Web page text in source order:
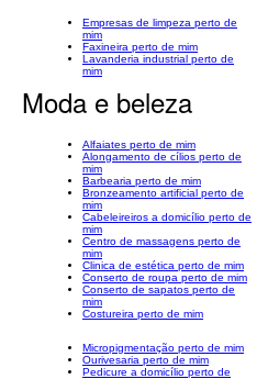
Empresas de limpeza perto de
mim
Faxineira perto de mim
Lavanderia industrial perto de
mim
Moda e beleza
Alfaiates perto de mim
Alongamento de cílios perto de
mim
Barbearia perto de mim
Bronzeamento artificial perto de
mim
Cabeleireiros a domicílio perto de
mim
Centro de massagens perto de
mim
Clinica de estética perto de mim
Conserto de roupa perto de mim
Conserto de sapatos perto de
mim
Costureira perto de mim
Micropigmentação perto de mim
Ourivesaria perto de mim
Pedicure a domicílio perto de